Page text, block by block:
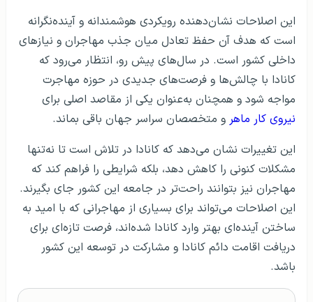
این اصلاحات نشان‌دهنده رویکردی هوشمندانه و آینده‌نگرانه
است که هدف آن حفظ تعادل میان جذب مهاجران و نیازهای
داخلی کشور است. در سال‌های پیش رو، انتظار می‌رود که
کانادا با چالش‌ها و فرصت‌های جدیدی در حوزه مهاجرت
مواجه شود و همچنان به‌عنوان یکی از مقاصد اصلی برای
نیروی کار ماهر و متخصصان سراسر جهان باقی بماند.
این تغییرات نشان می‌دهد که کانادا در تلاش است تا نه‌تنها
مشکلات کنونی را کاهش دهد، بلکه شرایطی را فراهم کند که
مهاجران نیز بتوانند راحت‌تر در جامعه این کشور جای بگیرند.
این اصلاحات می‌تواند برای بسیاری از مهاجرانی که با امید به
ساختن آینده‌ای بهتر وارد کانادا شده‌اند، فرصت تازه‌ای برای
دریافت اقامت دائم کانادا و مشارکت در توسعه این کشور
باشد.